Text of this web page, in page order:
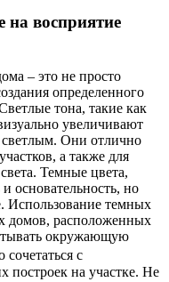
на восприятие
– это не просто
определенного
тона, такие как
увеличивают
Они отлично
а также для
Темные цвета,
основательность, но
Использование темных
домов, расположенных
окружающую
с
на участке. Не